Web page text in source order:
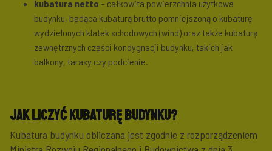
kubatura netto – całkowita powierzchnia użytkowa
budynku, będąca kubaturą brutto pomniejszoną o kubaturę
wydzielonych klatek schodowych (wind) oraz także kubaturę
zewnętrznych części kondygnacji budynku, takich jak
balkony, tarasy czy podcienie.
Jak liczyć kubaturę budynku?
Kubatura budynku obliczana jest zgodnie z rozporządzeniem